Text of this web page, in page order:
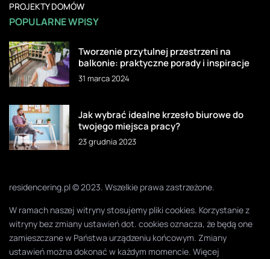
PROJEKTY DOMÓW
POPULARNE WPISY
Tworzenie przytulnej przestrzeni na
balkonie: praktyczne porady i inspiracje
31 marca 2024
Jak wybrać idealne krzesło biurowe do
twojego miejsca pracy?
23 grudnia 2023
residencering.pl © 2023. Wszelkie prawa zastrzeżone.
W ramach naszej witryny stosujemy pliki cookies. Korzystanie z
witryny bez zmiany ustawień dot. cookies oznacza, że będą one
zamieszczane w Państwa urządzeniu końcowym. Zmiany
ustawień można dokonać w każdym momencie. Więcej